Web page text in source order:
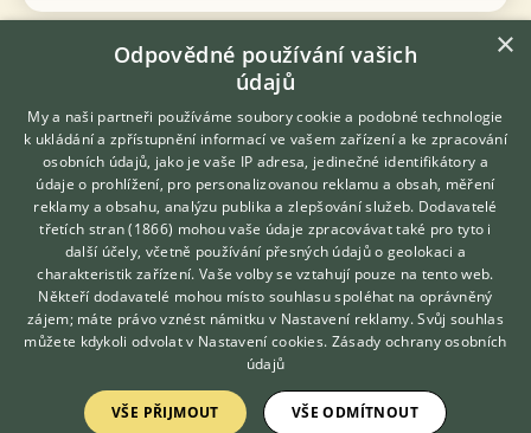
Zobrazit více diskusí
KONTAKT DO REDAKCE WEBU
redakce@ifauna.cz
nonstop
Hledáte zvířecího kamaráda?
Zdarma vám poradí
VETERINÁŘ ONLINE
KONZULTOVAT S
VETERINÁŘEM
×
Odpovědné používání vašich
údajů
My a naši partneři používáme soubory cookie a podobné technologie
k ukládání a zpřístupnění informací ve vašem zařízení a ke zpracování
osobních údajů, jako je vaše IP adresa, jedinečné identifikátory a
údaje o prohlížení, pro personalizovanou reklamu a obsah, měření
reklamy a obsahu, analýzu publika a zlepšování služeb. Dodavatelé
třetích stran (1866) mohou vaše údaje zpracovávat také pro tyto i
další účely, včetně používání přesných údajů o geolokaci a
charakteristik zařízení. Vaše volby se vztahují pouze na tento web.
Někteří dodavatelé mohou místo souhlasu spoléhat na oprávněný
zájem; máte právo vznést námitku v Nastavení reklamy. Svůj souhlas
můžete kdykoli odvolat v Nastavení cookies. Zásady ochrany osobních
údajů
VŠE PŘIJMOUT VŠE ODMÍTNOUT